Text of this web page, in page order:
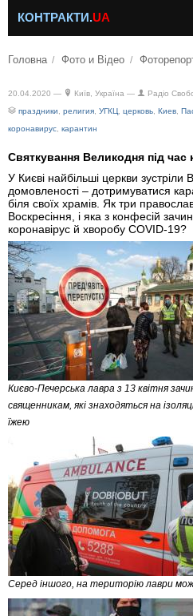
КОНТРАКТИ.UA
Головна Фото и Відео
20.04.2020 — Київ, Україна — Радіо
праздники
религия УГКЦ церковь Киев
коронавирус карантин
Святкування Великодня під час
У Києві найбільші церкви
домовленості – дотримуватися
біля своїх храмів. Як три
Воскресіння, і яка з конфесій
коронавірус й хворобу COVID-19?
Києво-Печерська лавра з 13 квітня
священникам, які знаходяться на
їжею
Серед іншого, на територію лаври